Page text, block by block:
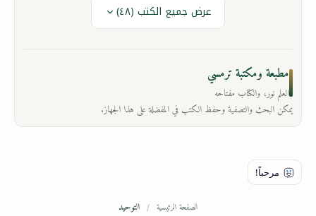
عرض جميع الكتب (٤٨)
مطبعة ومكتبة ترمسي
العلم نور، والكتاب مفتاحه
يمكن البحث والتصفية وحفظ الكتب في المفضلة على هذا الجهاز.
الصفحة الرئيسية التوحيد